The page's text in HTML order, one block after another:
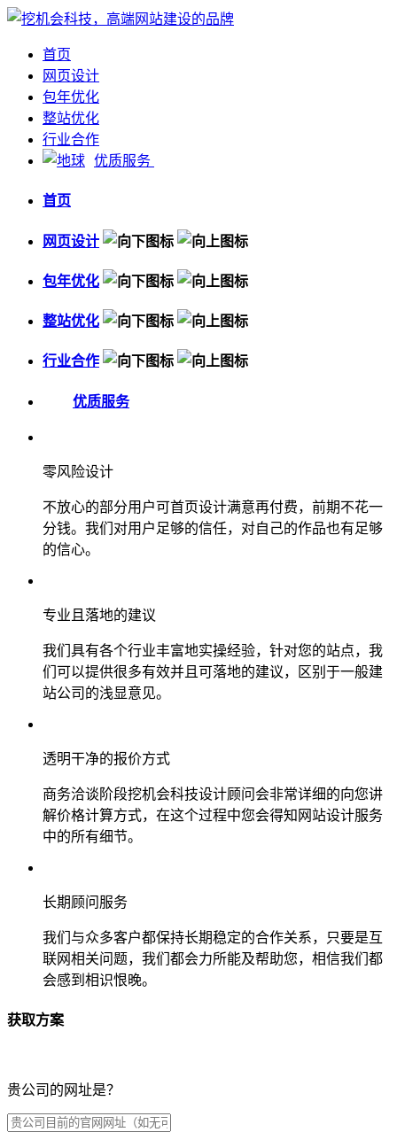
首页
网页设计
包年优化
整站优化
行业合作
优质服务
首页
网页设计
包年优化
整站优化
行业合作
优质服务
零风险设计
不放心的部分用户可首页设计满意再付费，前期不花一
分钱。我们对用户足够的信任，对自己的作品也有足够
的信心。
专业且落地的建议
我们具有各个行业丰富地实操经验，针对您的站点，我
们可以提供很多有效并且可落地的建议，区别于一般建
站公司的浅显意见。
透明干净的报价方式
商务洽谈阶段挖机会科技设计顾问会非常详细的向您讲
解价格计算方式，在这个过程中您会得知网站设计服务
中的所有细节。
长期顾问服务
我们与众多客户都保持长期稳定的合作关系，只要是互
联网相关问题，我们都会力所能及帮助您，相信我们都
会感到相识恨晚。
获取方案
贵公司的网址是？